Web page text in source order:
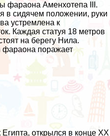
фараона Аменхотепа III.
в сидячем положении, руки
устремлена к
Каждая статуя 18 метров
на берегу Нила.
фараона поражает
открылся в конце XX